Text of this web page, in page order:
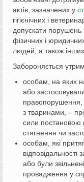
актів, зазначених у
гігієнічних і
допускати порушень
фізичних і
людей, а також інших
Забороняється
особам, на яких
або
правопорушення,
з тваринами, –
сили постановою
стягнення чи
особам, які
або були
провадження у